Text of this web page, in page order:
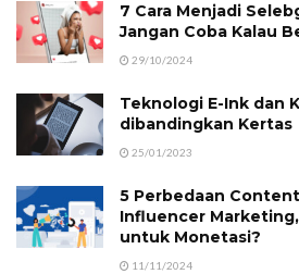
7 Cara Menjadi
Jangan Coba Kalau
29/10/2024
Teknologi E-Ink dan
dibandingkan Kertas
25/01/2023
5 Perbedaan
Influencer
untuk Monetasi?
11/11/2024